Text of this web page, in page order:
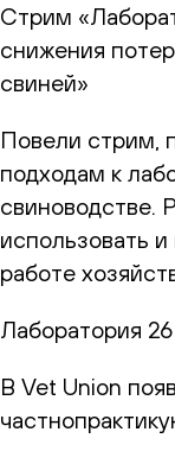
Стрим
снижения
свиней»
Повели стрим,
подходам к
свиноводстве.
использовать
работе
Лаборатория
В Vet Union